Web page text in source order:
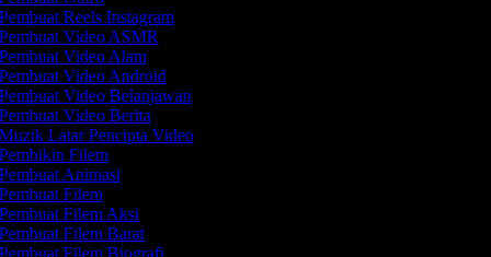
Reels Instagram
Video ASMR
Video Alam
Video Android
Video Belanjawan
Video Berita
Latar Pencipta Video
Filem
Animasi
Filem
Filem Aksi
Filem Barat